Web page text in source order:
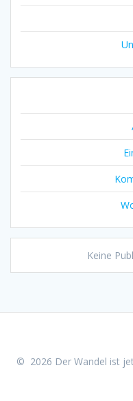
Keine
© 2026 Der Wandel ist